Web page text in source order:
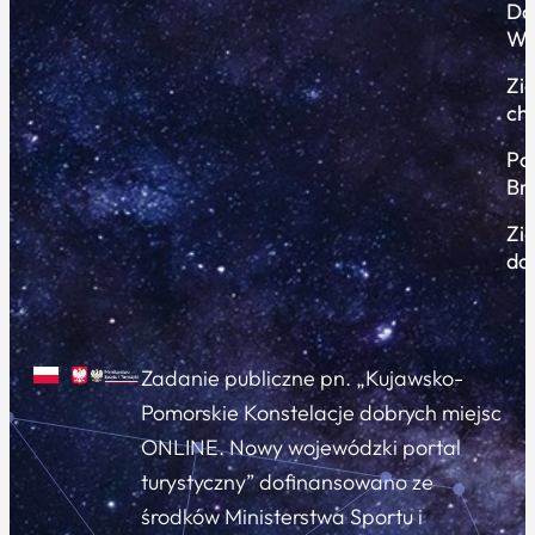
Zadanie publiczne pn. „Kujawsko-
Pomorskie Konstelacje dobrych miejsc
ONLINE. Nowy wojewódzki portal
turystyczny” dofinansowano ze
środków Ministerstwa Sportu i